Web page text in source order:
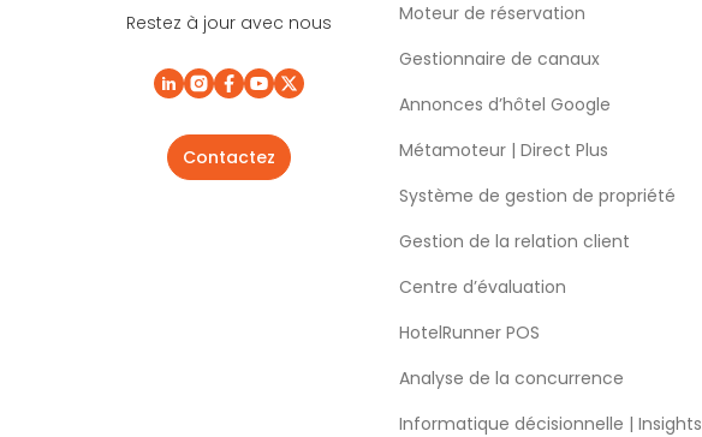
Restez à jour avec nous
Contactez
Moteur de réservation
Gestionnaire de canaux
Annonces d’hôtel Google
Métamoteur | Direct Plus
Système de gestion de propriété
Gestion de la relation client
Centre d’évaluation
HotelRunner POS
Analyse de la concurrence
Informatique décisionnelle | Insights